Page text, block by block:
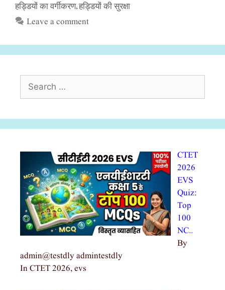
हड्डियों का वर्गीकरण, हड्डियों की सुरक्षा
Leave a comment
CTET
2026
EVS
Quiz:
Top
100
NC…
By
admin@testdly admintestdly
In CTET 2026, evs